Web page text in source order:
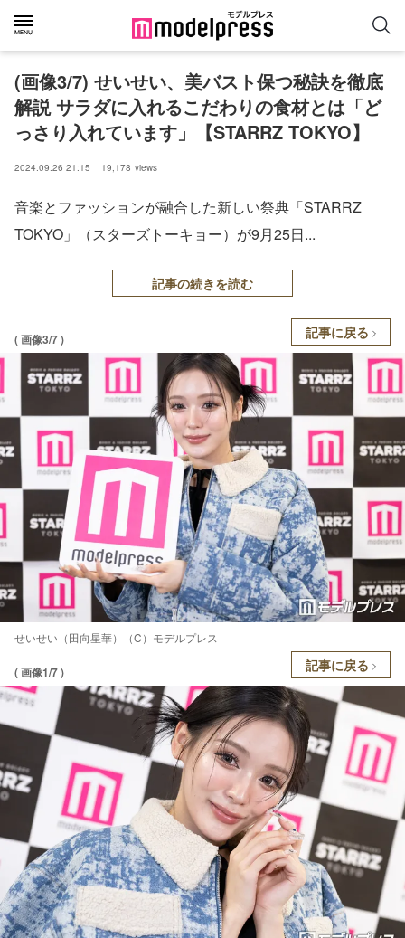
(画像3/7) せいせい、美バスト保つ秘訣を徹底
解説 サラダに入れるこだわりの食材とは「ど
っさり入れています」【STARRZ TOKYO】
2024.09.26 21:15 19,178 views
音楽とファッションが融合した新しい祭典「STARRZ
TOKYO」（スターズトーキョー）が9月25日...
記事の続きを読む
( 画像3/7 ) 記事に戻る
せいせい（田向星華）（C）モデルプレス
( 画像1/7 ) 記事に戻る